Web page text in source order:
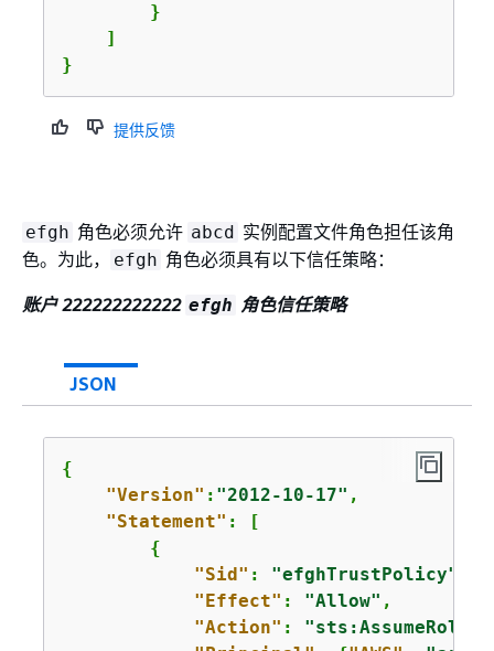
        }
    ]
}
提供反馈
efgh 角色必须允许 abcd 实例配置文件角色担任该角
色。为此，
efgh 角色必须具有以下信任策略：
账户 222222222222 efgh 角色信任策略
JSON
{
"Version" : "2012-10-17" ,
"Statement" : [
{
"Sid" : "efghTrustPolicy"
"Effect" : "Allow" ,
"Action" : "sts:AssumeRole"